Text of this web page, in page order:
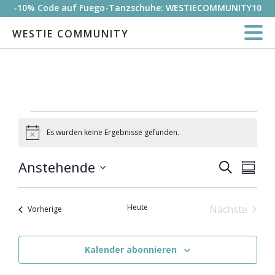
-10% Code auf Fuego-Tanzschuhe: WESTIECOMMUNITY10
WESTIE COMMUNITY
Veranstaltungen
HinweisEs wurden keine Ergebnisse gefunden.
Suche
und
Suche
Anstehende
Datum
VorherigeVeranstaltungen Heute
Nächste
Kalender abonnieren